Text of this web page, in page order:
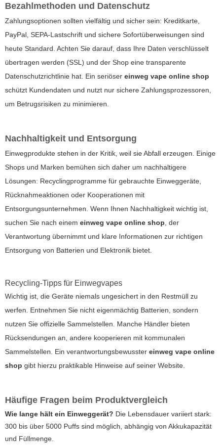
Bezahlmethoden und Datenschutz
Zahlungsoptionen sollten vielfältig und sicher sein: Kreditkarte,
PayPal, SEPA-Lastschrift und sichere Sofortüberweisungen sind
heute Standard. Achten Sie darauf, dass Ihre Daten verschlüsselt
übertragen werden (SSL) und der Shop eine transparente
Datenschutzrichtlinie hat. Ein seriöser einweg vape online shop
schützt Kundendaten und nutzt nur sichere Zahlungsprozessoren,
um Betrugsrisiken zu minimieren.
Nachhaltigkeit und Entsorgung
Einwegprodukte stehen in der Kritik, weil sie Abfall erzeugen. Einige
Shops und Marken bemühen sich daher um nachhaltigere
Lösungen: Recyclingprogramme für gebrauchte Einweggeräte,
Rücknahmeaktionen oder Kooperationen mit
Entsorgungsunternehmen. Wenn Ihnen Nachhaltigkeit wichtig ist,
suchen Sie nach einem einweg vape online shop , der
Verantwortung übernimmt und klare Informationen zur richtigen
Entsorgung von Batterien und Elektronik bietet.
Recycling-Tipps für Einwegvapes
Wichtig ist, die Geräte niemals ungesichert in den Restmüll zu
werfen. Entnehmen Sie nicht eigenmächtig Batterien, sondern
nutzen Sie offizielle Sammelstellen. Manche Händler bieten
Rücksendungen an, andere kooperieren mit kommunalen
Sammelstellen. Ein verantwortungsbewusster einweg vape online
shop gibt hierzu praktikable Hinweise auf seiner Website.
Häufige Fragen beim Produktvergleich
Wie lange hält ein Einweggerät? Die Lebensdauer variiert stark:
300 bis über 5000 Puffs sind möglich, abhängig von Akkukapazität
und Füllmenge.